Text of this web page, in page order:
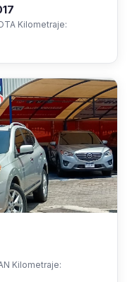
Kilometraje:
Kilometraje: